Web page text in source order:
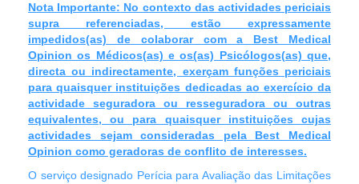
Nota Importante: No contexto das actividades periciais
supra referenciadas, estão expressamente
impedidos(as) de colaborar com a Best Medical
Opinion os Médicos(as) e os(as) Psicólogos(as) que,
directa ou indirectamente, exerçam funções periciais
para quaisquer instituições dedicadas ao exercício da
actividade seguradora ou resseguradora ou outras
equivalentes, ou para quaisquer instituições cujas
actividades sejam consideradas pela Best Medical
Opinion como geradoras de conflito de interesses.
O serviço designado Perícia para Avaliação das Limitações